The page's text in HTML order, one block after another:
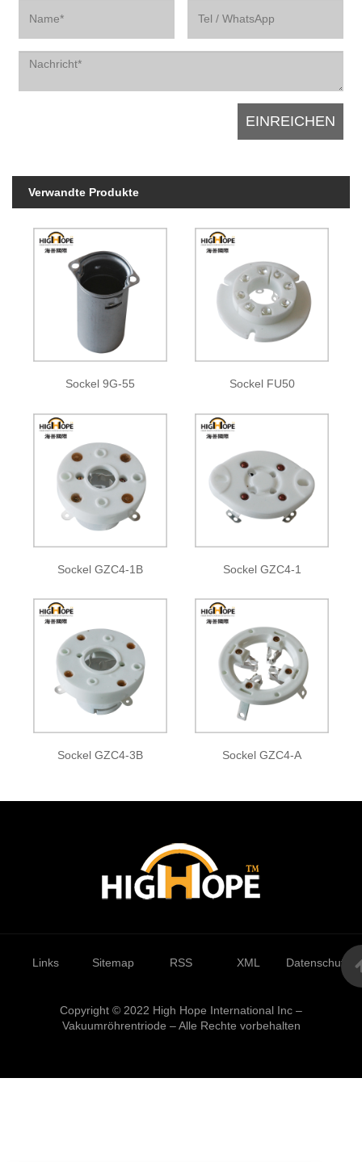
Verwandte Produkte
Sockel 9G-55 Sockel FU50
Sockel GZC4-1B Sockel GZC4-1
Sockel GZC4-3B Sockel GZC4-A
Links Sitemap RSS XML
Copyright © 2022 High Hope International Inc –
Vakuumröhrentriode – Alle Rechte vorbehalten